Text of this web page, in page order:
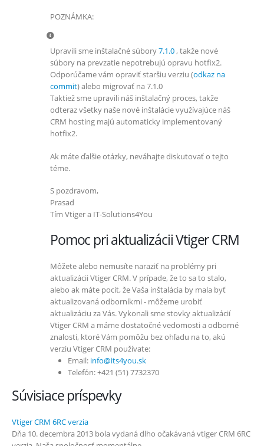
POZNÁMKA:
Upravili sme inštalačné súbory7.1.0, takže nové
súbory na prevzatie nepotrebujú opravu hotfix2.
Odporúčame vám opraviť staršiu verziu (odkaz na
commit) alebo migrovať na 7.1.0
Taktiež sme upravili náš inštalačný proces, takže
odteraz všetky naše nové inštalácie využívajúce náš
CRM hosting majú automaticky implementovaný
hotfix2.
Ak máte ďalšie otázky, neváhajte diskutovať o tejto
téme.
S pozdravom,
Prasad
Tím Vtiger a IT-Solutions4You
Pomoc pri aktualizácii Vtiger CRM
Môžete alebo nemusíte naraziť na problémy pri
aktualizácii Vtiger CRM. V prípade, že to sa to stalo,
alebo ak máte pocit, že Vaša inštalácia by mala byť
aktualizovaná odborníkmi - môžeme urobiť
aktualizáciu za Vás. Vykonali sme stovky aktualizácií
Vtiger CRM a máme dostatočné vedomosti a odborné
znalosti, ktoré Vám pomôžu bez ohľadu na to, akú
verziu Vtiger CRM používate:
Email: info@its4you.sk
Telefón: +421 (51) 7732370
Súvisiace príspevky
Vtiger CRM 6RC verzia
Dňa 10. decembra 2013 bola vydaná dlho očakávaná vtiger CRM 6RC